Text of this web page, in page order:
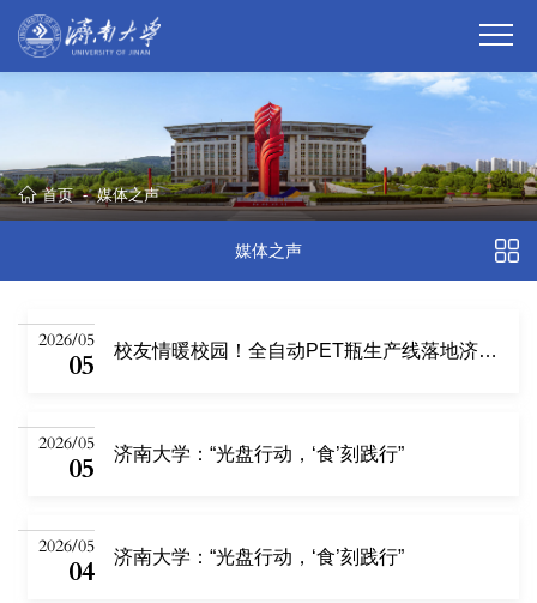
首页 - 媒体之声
媒体之声
2026/05
05 校友情暖校园！全自动PET瓶生产线落地济南大学化学化工学院
2026/05
05 济南大学：“光盘行动，‘食’刻践行”
2026/05
04 济南大学：“光盘行动，‘食’刻践行”